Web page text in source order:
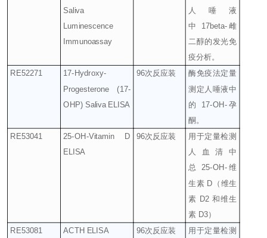
Saliva
Luminescence
Immunoassay
人唾液
中 17beta- 雌
二醇的发光免
疫分析。
RE52271
17-Hydroxy-
Progesterone (17-
OHP) Saliva ELISA
96次反应装
酶免疫法定量
测定人唾液中
的 17-OH- 孕
酮。
RE53041
25-OH-Vitamin D
ELISA
96次反应装
用于定量检测
人血清中
总
25-OH- 维
生素 D （维生
素 D2 和维生
素 D3）
RE53081
ACTH ELISA 96次反应装 用于定量检测